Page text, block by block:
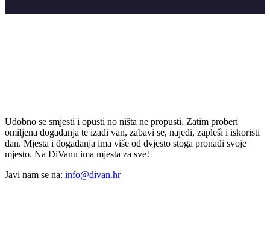
Udobno se smjesti i opusti no ništa ne propusti. Zatim proberi
omiljena događanja te izađi van, zabavi se, najedi, zapleši i iskoristi
dan. Mjesta i događanja ima više od dvjesto stoga pronađi svoje
mjesto. Na DiVanu ima mjesta za sve!
Javi nam se na: info@divan.hr